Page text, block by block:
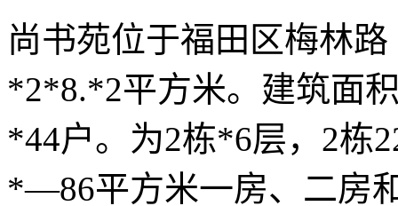
尚书苑位于福田区梅林
*2*8.*2平方米。建筑面
*44户。为2栋*6层，2栋
*―86平方米一房、二房